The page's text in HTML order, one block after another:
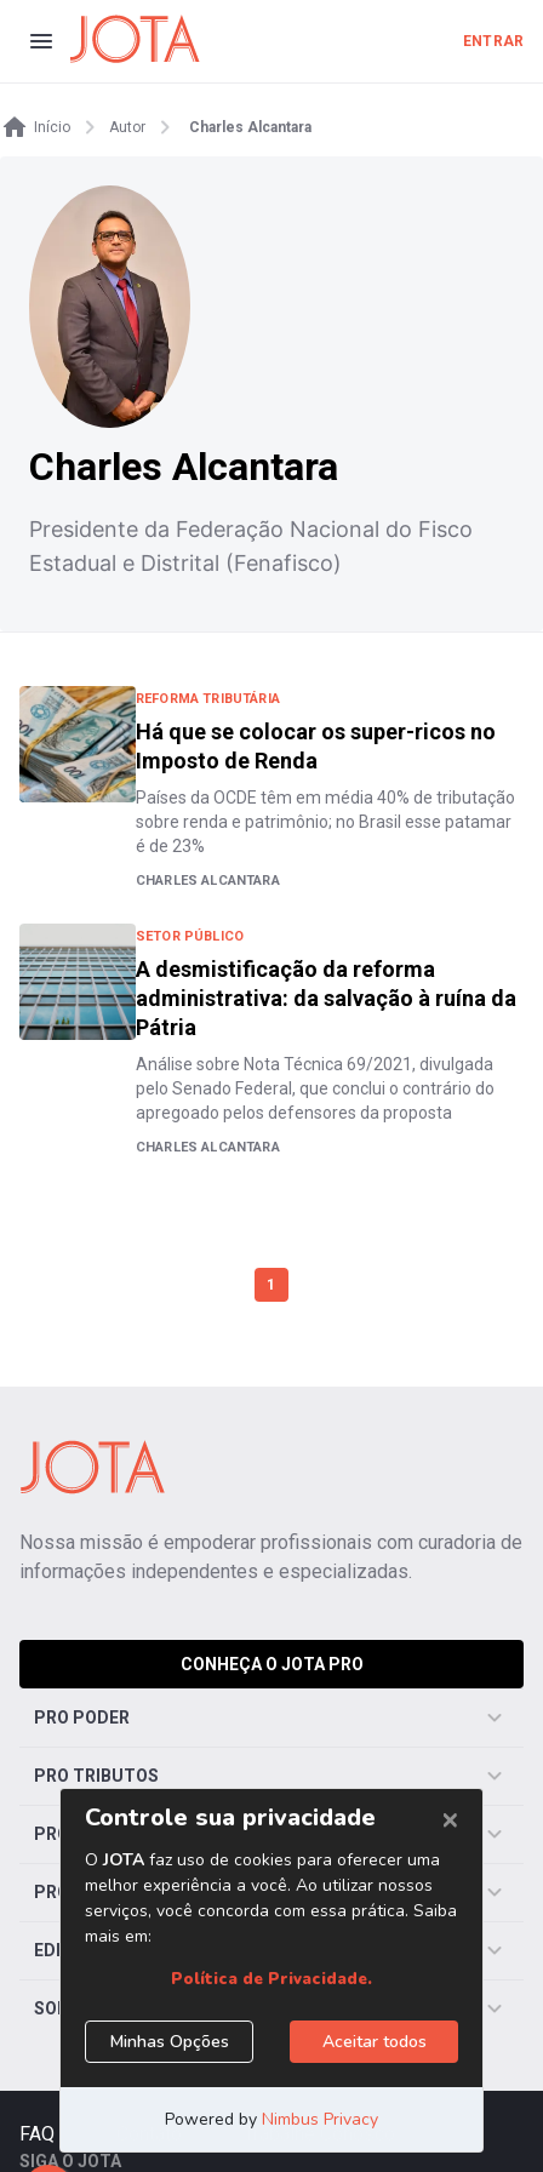
ENTRAR
Início Autor Charles Alcantara
Charles Alcantara
Presidente da Federação Nacional do Fisco
Estadual e Distrital (Fenafisco)
REFORMA TRIBUTÁRIA
Há que se colocar os super-ricos no
Imposto de Renda
Países da OCDE têm em média 40% de tributação
sobre renda e patrimônio; no Brasil esse patamar
é de 23%
CHARLES ALCANTARA
SETOR PÚBLICO
A desmistificação da reforma
administrativa: da salvação à ruína da
Pátria
Análise sobre Nota Técnica 69/2021, divulgada
pelo Senado Federal, que conclui o contrário do
apregoado pelos defensores da proposta
CHARLES ALCANTARA
1
Nossa missão é empoderar profissionais com curadoria de
informações independentes e especializadas.
CONHEÇA O JOTA PRO
PRO PODER
PRO TRIBUTOS
PRO TRABALHISTA
PRO SAÚDE
EDITORIAS
SOBRE O JOTA
FAQ Trabalhe Conosco
SIGA O JOTA